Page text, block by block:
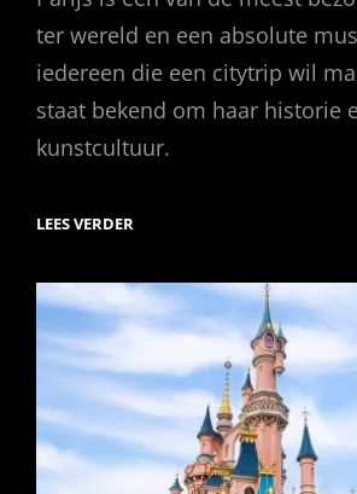
ter wereld en een absolute
iedereen die een citytrip wil
staat bekend om haar historie
kunstcultuur.
LEES VERDER